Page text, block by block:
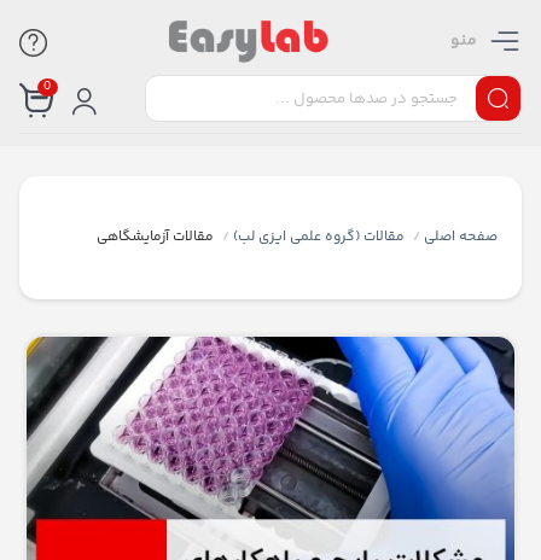
منو
0
صفحه اصلی / مقالات (گروه علمی ایزی لب) / مقالات آزمایشگاهی